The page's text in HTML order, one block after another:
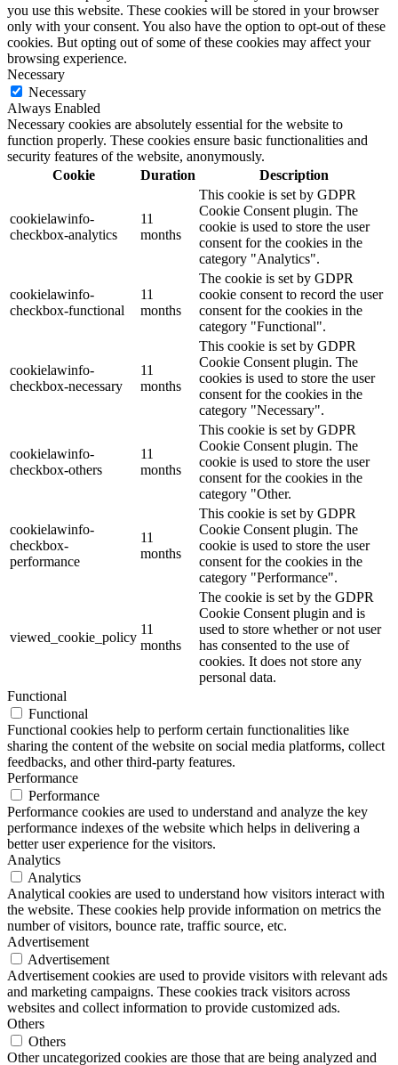
you use this website. These cookies will be stored in your browser
only with your consent. You also have the option to opt-out of these
cookies. But opting out of some of these cookies may affect your
browsing experience.
Necessary
Necessary
Always Enabled
Necessary cookies are absolutely essential for the website to
function properly. These cookies ensure basic functionalities and
security features of the website, anonymously.
Cookie
Duration Description
cookielawinfo-
checkbox-analytics
11
months
This cookie is set by GDPR
Cookie Consent plugin. The
cookie is used to store the user
consent for the cookies in the
category "Analytics".
cookielawinfo-
checkbox-functional
11
months
The cookie is set by GDPR
cookie consent to record the user
consent for the cookies in the
category "Functional".
cookielawinfo-
checkbox-necessary
11
months
This cookie is set by GDPR
Cookie Consent plugin. The
cookies is used to store the user
consent for the cookies in the
category "Necessary".
cookielawinfo-
checkbox-others
11
months
This cookie is set by GDPR
Cookie Consent plugin. The
cookie is used to store the user
consent for the cookies in the
category "Other.
cookielawinfo-
checkbox-
performance
11
months
This cookie is set by GDPR
Cookie Consent plugin. The
cookie is used to store the user
consent for the cookies in the
category "Performance".
viewed_cookie_policy
11
months
The cookie is set by the GDPR
Cookie Consent plugin and is
used to store whether or not user
has consented to the use of
cookies. It does not store any
personal data.
Functional
Functional
Functional cookies help to perform certain functionalities like
sharing the content of the website on social media platforms, collect
feedbacks, and other third-party features.
Performance
Performance
Performance cookies are used to understand and analyze the key
performance indexes of the website which helps in delivering a
better user experience for the visitors.
Analytics
Analytics
Analytical cookies are used to understand how visitors interact with
the website. These cookies help provide information on metrics the
number of visitors, bounce rate, traffic source, etc.
Advertisement
Advertisement
Advertisement cookies are used to provide visitors with relevant ads
and marketing campaigns. These cookies track visitors across
websites and collect information to provide customized ads.
Others
Others
Other uncategorized cookies are those that are being analyzed and